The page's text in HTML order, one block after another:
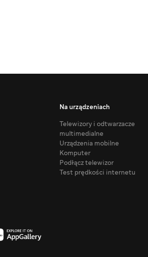
Na urządzeniach
Telewizory i odtwarzacze
multimedialne
Urządzenia mobilne
Komputer
Podłącz telewizor
Test prędkości internetu